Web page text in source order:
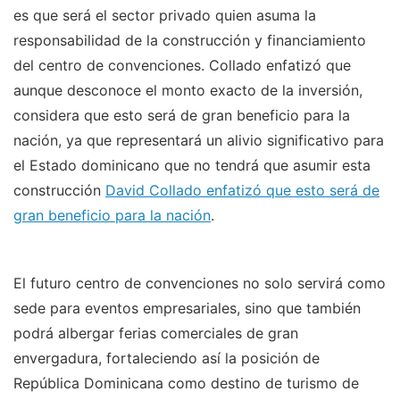
es que será el sector privado quien asuma la
responsabilidad de la construcción y financiamiento
del centro de convenciones. Collado enfatizó que
aunque desconoce el monto exacto de la inversión,
considera que esto será de gran beneficio para la
nación, ya que representará un alivio significativo para
el Estado dominicano que no tendrá que asumir esta
construcción David Collado enfatizó que esto será de
gran beneficio para la nación.
El futuro centro de convenciones no solo servirá como
sede para eventos empresariales, sino que también
podrá albergar ferias comerciales de gran
envergadura, fortaleciendo así la posición de
República Dominicana como destino de turismo de